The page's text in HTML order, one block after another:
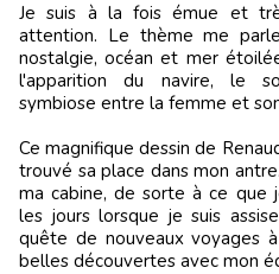
Je suis à la fois émue et très touchée par cette belle
attention. Le thème me
nostalgie, océan et mer
l'apparition du navire, le
symbiose entre la femme et
Ce magnifique dessin de
trouvé sa place dans mon
ma cabine, de sorte à ce que
les jours lorsque je suis
quête de nouveaux voyages
belles découvertes avec mon